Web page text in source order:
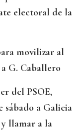
electoral de la
movilizar al
G. Caballero
del PSOE,
sábado a Galicia
llamar a la